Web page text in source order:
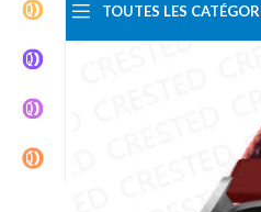
TOUTES LES